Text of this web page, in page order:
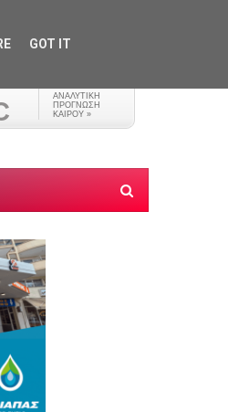
GOT IT